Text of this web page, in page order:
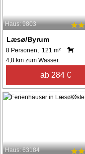
Haus: 9803
Læsø/Byrum
8 Personen, 121 m²
4,8 km zum Wasser.
ab 284 €
Haus: 63184